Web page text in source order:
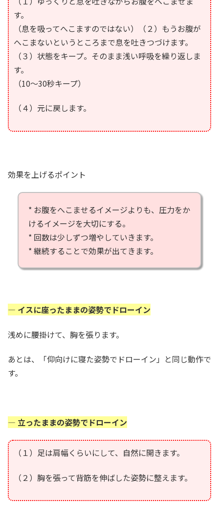
す。
（息を吸ってへこますのではない）（２）もうお腹が
へこまないというところまで息を吐きつづけます。
（３）状態をキープ。そのまま浅い呼吸を繰り返しま
す。
（10～30秒キープ）
（４）元に戻します。
効果を上げるポイント
* お腹をへこませるイメージよりも、圧力をか
けるイメージを大切にする。
* 回数は少しずつ増やしていきます。
* 継続することで効果が出てきます。
— イスに座ったままの姿勢でドローイン
浅めに腰掛けて、胸を張ります。
あとは、「仰向けに寝た姿勢でドローイン」と同じ動作で
す。
— 立ったままの姿勢でドローイン
（１）足は肩幅くらいにして、自然に開きます。
（２）胸を張って背筋を伸ばした姿勢に整えます。